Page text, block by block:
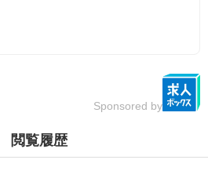
Sponsored by
閲覧履歴